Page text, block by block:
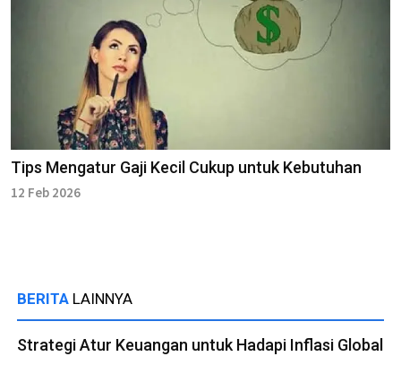
Tips Mengatur Gaji Kecil Cukup untuk Kebutuhan
12 Feb 2026
BERITA LAINNYA
Strategi Atur Keuangan untuk Hadapi Inflasi Global